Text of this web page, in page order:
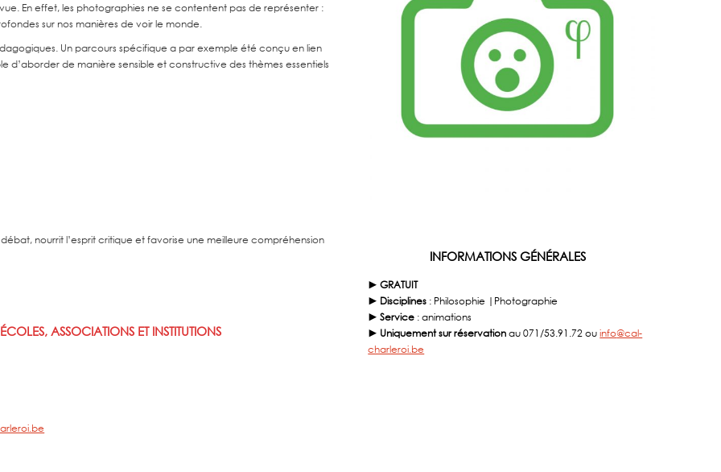
En effet, les photographies ne se contentent pas de représenter :
sur nos manières de voir le monde.
Un parcours spécifique a par exemple été conçu en lien
d’aborder de manière sensible et constructive des thèmes essentiels
nourrit l’esprit critique et favorise une meilleure compréhension
ASSOCIATIONS ET INSTITUTIONS
INFORMATIONS GÉNÉRALES
► GRATUIT
► Disciplines : Philosophie |Photographie
► Service : animations
► Uniquement sur réservationau 071/53.91.72 ouinfo@cal-
charleroi.be